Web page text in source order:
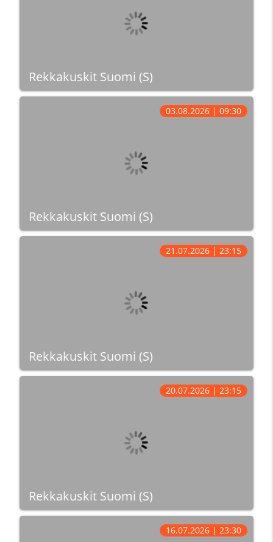
Rekkakuskit Suomi (S)
Rekkakuskit Suomi (S)
03.08.2026 | 09:30
Rekkakuskit Suomi (S)
21.07.2026 | 23:15
Rekkakuskit Suomi (S)
20.07.2026 | 23:15
16.07.2026 | 23:30